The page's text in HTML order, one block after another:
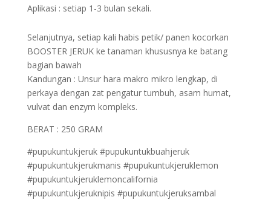
Aplikasi : setiap 1-3 bulan sekali.
Selanjutnya, setiap kali habis petik/ panen kocorkan
BOOSTER JERUK ke tanaman khususnya ke batang
bagian bawah
Kandungan : Unsur hara makro mikro lengkap, di
perkaya dengan zat pengatur tumbuh, asam humat,
vulvat dan enzym kompleks.
BERAT : 250 GRAM
#pupukuntukjeruk #pupukuntukbuahjeruk
#pupukuntukjerukmanis #pupukuntukjeruklemon
#pupukuntukjeruklemoncalifornia
#pupukuntukjeruknipis #pupukuntukjeruksambal